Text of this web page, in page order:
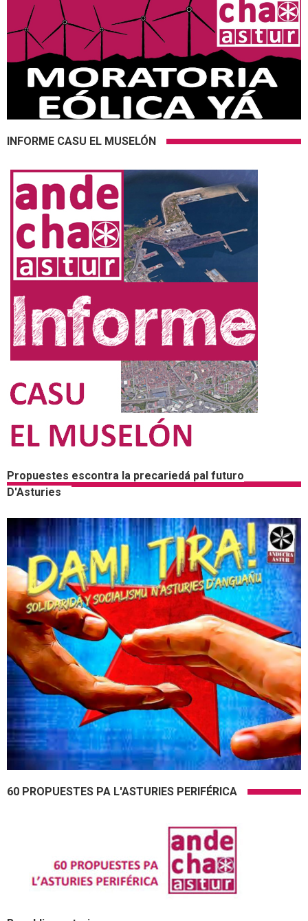
INFORME CASU EL MUSELÓN
Propuestes escontra la precariedá pal futuro
D'Asturies
60 PROPUESTES PA L'ASTURIES PERIFÉRICA